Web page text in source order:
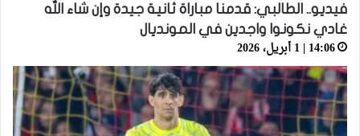
فيديو.. الطالبي: قدمنا مباراة ثانية جيدة وإن شاء الله
غادي نكونوا واجدين في المونديال
14:06 | 1 أبريل، 2026